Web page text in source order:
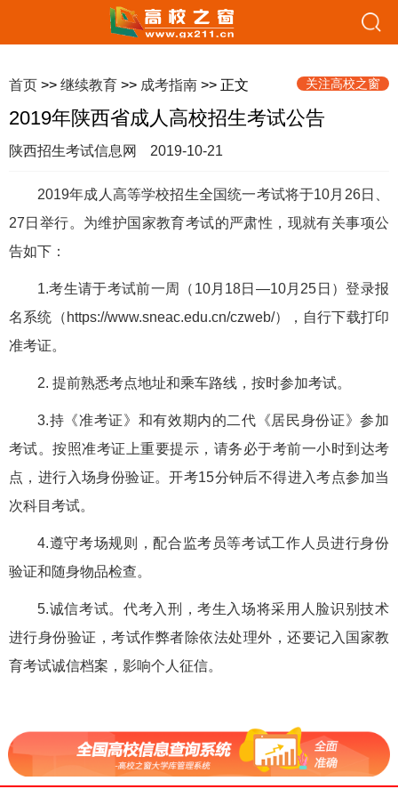
首页 >> 继续教育 >> 成考指南 >> 正文 关注高校之窗
2019年陕西省成人高校招生考试公告
陕西招生考试信息网 2019-10-21
2019年成人高等学校招生全国统一考试将于10月26日、
27日举行。为维护国家教育考试的严肃性，现就有关事项公
告如下：
1.考生请于考试前一周（10月18日—10月25日）登录报
名系统（https://www.sneac.edu.cn/czweb/），自行下载打印
准考证。
2. 提前熟悉考点地址和乘车路线，按时参加考试。
3.持《准考证》和有效期内的二代《居民身份证》参加
考试。按照准考证上重要提示，请务必于考前一小时到达考
点，进行入场身份验证。开考15分钟后不得进入考点参加当
次科目考试。
4.遵守考场规则，配合监考员等考试工作人员进行身份
验证和随身物品检查。
5.诚信考试。代考入刑，考生入场将采用人脸识别技术
进行身份验证，考试作弊者除依法处理外，还要记入国家教
育考试诚信档案，影响个人征信。